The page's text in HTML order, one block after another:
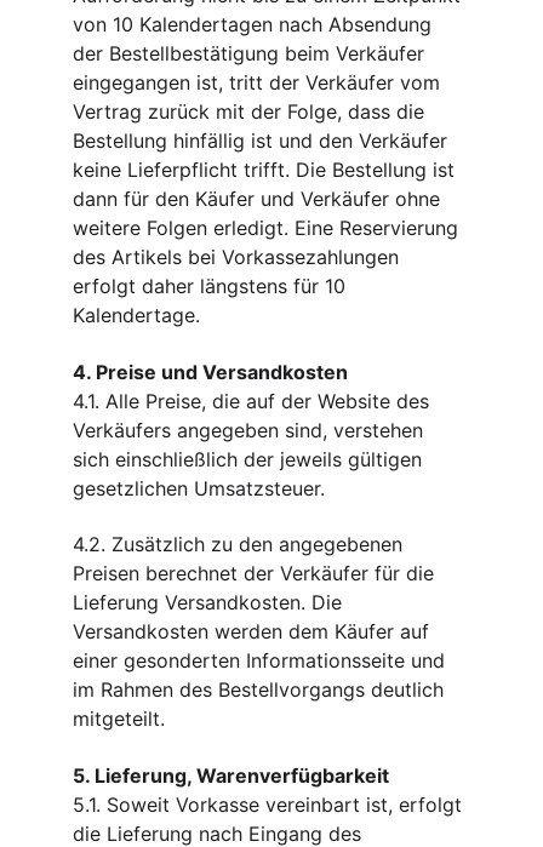
von 10 Kalendertagen nach Absendung
der Bestellbestätigung beim Verkäufer
eingegangen ist, tritt der Verkäufer vom
Vertrag zurück mit der Folge, dass die
Bestellung hinfällig ist und den Verkäufer
keine Lieferpflicht trifft. Die Bestellung ist
dann für den Käufer und Verkäufer ohne
weitere Folgen erledigt. Eine Reservierung
des Artikels bei Vorkassezahlungen
erfolgt daher längstens für 10
Kalendertage.
4. Preise und Versandkosten
4.1. Alle Preise, die auf der Website des
Verkäufers angegeben sind, verstehen
sich einschließlich der jeweils gültigen
gesetzlichen Umsatzsteuer.
4.2. Zusätzlich zu den angegebenen
Preisen berechnet der Verkäufer für die
Lieferung Versandkosten. Die
Versandkosten werden dem Käufer auf
einer gesonderten Informationsseite und
im Rahmen des Bestellvorgangs deutlich
mitgeteilt.
5. Lieferung, Warenverfügbarkeit
5.1. Soweit Vorkasse vereinbart ist, erfolgt
die Lieferung nach Eingang des